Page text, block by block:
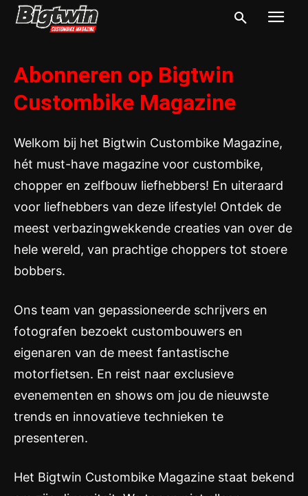
Abonneren op Bigtwin
Custombike Magazine
Welkom bij het Bigtwin Custombike Magazine,
hét must-have magazine voor custombike,
chopper en zelfbouw liefhebbers! En uiteraard
voor liefhebbers van deze lifestyle! Ontdek de
meest verbazingwekkende creaties van over de
hele wereld, van prachtige choppers tot stoere
bobbers.
Ons team van gepassioneerde schrijvers en
fotografen bezoekt custombouwers en
eigenaren van de meest fantastische
motorfietsen. En reist naar exclusieve
evenementen en shows om jou de nieuwste
trends en innovatieve technieken te
presenteren.
Het Bigtwin Custombike Magazine staat bekend